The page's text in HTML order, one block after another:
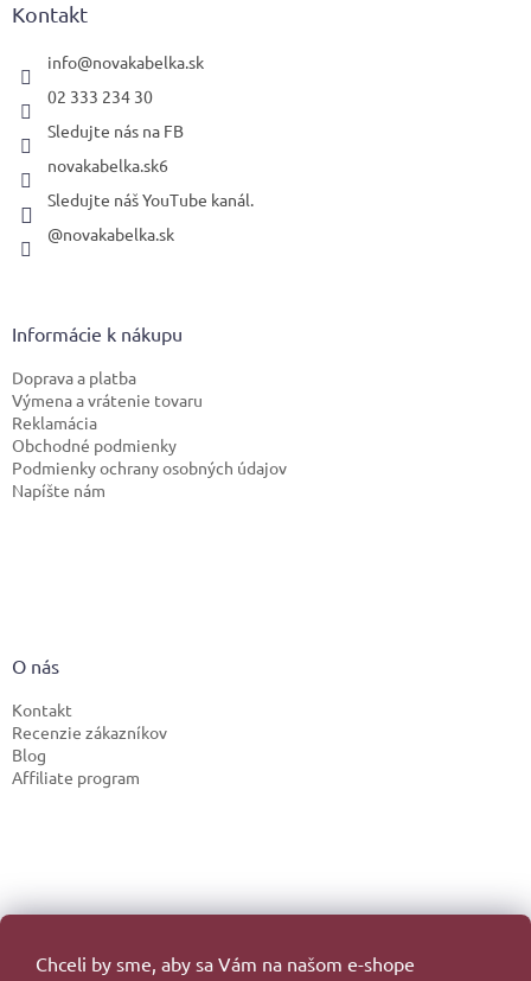
Chceli by sme, aby sa Vám na našom e-shope
Kontakt
info@novakabelka.sk
02 333 234 30
Sledujte nás na FB
novakabelka.sk6
Sledujte náš YouTube kanál.
@novakabelka.sk
Informácie k nákupu
Doprava a platba
Výmena a vrátenie tovaru
Reklamácia
Obchodné podmienky
Podmienky ochrany osobných údajov
Napíšte nám
O nás
Kontakt
Recenzie zákazníkov
Blog
Affiliate program